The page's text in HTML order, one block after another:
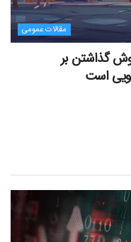
مقالات عمومی
گذاشتن بر
است